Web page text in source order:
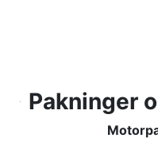
Pakninger